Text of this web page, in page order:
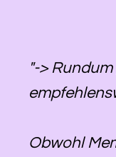
"->
Obwohl